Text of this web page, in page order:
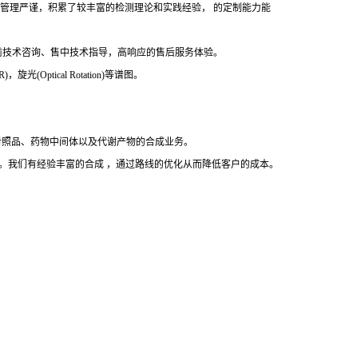
理严谨，积累了较丰富的检测理论和实践经验， 的定制能力能
术咨询、售中技术指导，高响应的售后服务体验。
旋光(Optical Rotation)等谱图。
品、药物中间体以及代谢产物的合成业务。
们有经验丰富的合成 ，通过路线的优化从而降低客户的成本。